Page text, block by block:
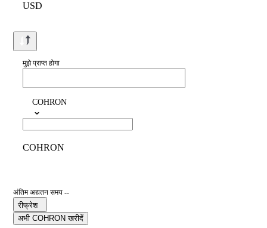
USD
मुझे प्राप्त होगा
COHRON
COHRON
अंतिम अद्यतन समय --
रीफ्रेश
अभी COHRON खरीदें